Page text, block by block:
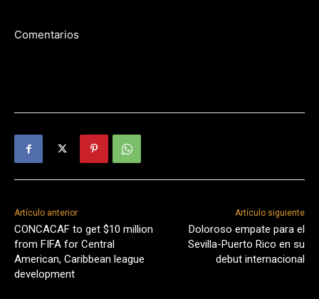
Comentarios
Artículo anterior
CONCACAF to get $10 million
from FIFA for Central
American, Caribbean league
development
Artículo siguiente
Doloroso empate para el
Sevilla-Puerto Rico en su
debut internacional